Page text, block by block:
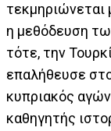
τεκμηριώνεται
η μεθόδευση
τότε, την
επαλήθευσε
κυπριακός
καθηγητής